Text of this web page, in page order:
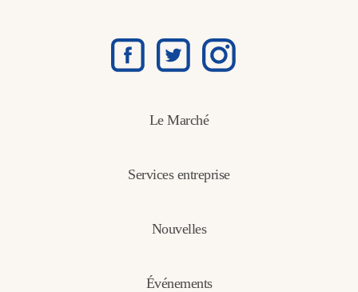
Le Marché
Services entreprise
Nouvelles
Événements